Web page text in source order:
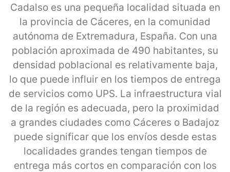
Cadalso es una pequeña localidad situada en
la provincia de Cáceres, en la comunidad
autónoma de Extremadura, España. Con una
población aproximada de 490 habitantes, su
densidad poblacional es relativamente baja,
lo que puede influir en los tiempos de entrega
de servicios como UPS. La infraestructura vial
de la región es adecuada, pero la proximidad
a grandes ciudades como Cáceres o Badajoz
puede significar que los envíos desde estas
localidades grandes tengan tiempos de
entrega más cortos en comparación con los